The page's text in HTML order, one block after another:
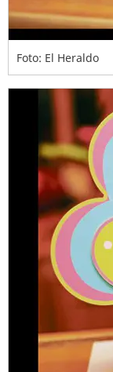
Foto: El Heraldo